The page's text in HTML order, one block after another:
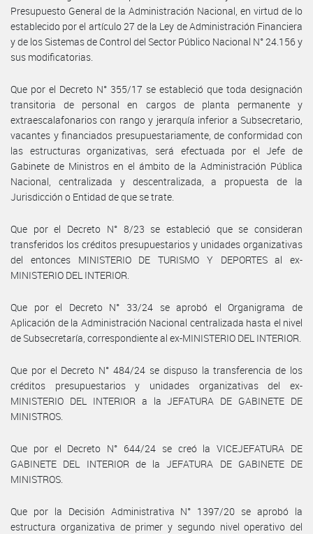
Presupuesto General de la Administración Nacional, en virtud de lo
establecido por el artículo 27 de la Ley de Administración Financiera
y de los Sistemas de Control del Sector Público Nacional N° 24.156 y
sus modificatorias.
Que por el Decreto N° 355/17 se estableció que toda designación
transitoria de personal en cargos de planta permanente y
extraescalafonarios con rango y jerarquía inferior a Subsecretario,
vacantes y financiados presupuestariamente, de conformidad con
las estructuras organizativas, será efectuada por el Jefe de
Gabinete de Ministros en el ámbito de la Administración Pública
Nacional, centralizada y descentralizada, a propuesta de la
Jurisdicción o Entidad de que se trate.
Que por el Decreto N° 8/23 se estableció que se consideran
transferidos los créditos presupuestarios y unidades organizativas
del entonces MINISTERIO DE TURISMO Y DEPORTES al ex-
MINISTERIO DEL INTERIOR.
Que por el Decreto N° 33/24 se aprobó el Organigrama de
Aplicación de la Administración Nacional centralizada hasta el nivel
de Subsecretaría, correspondiente al ex-MINISTERIO DEL INTERIOR.
Que por el Decreto N° 484/24 se dispuso la transferencia de los
créditos presupuestarios y unidades organizativas del ex-
MINISTERIO DEL INTERIOR a la JEFATURA DE GABINETE DE
MINISTROS.
Que por el Decreto N° 644/24 se creó la VICEJEFATURA DE
GABINETE DEL INTERIOR de la JEFATURA DE GABINETE DE
MINISTROS.
Que por la Decisión Administrativa N° 1397/20 se aprobó la
estructura organizativa de primer y segundo nivel operativo del